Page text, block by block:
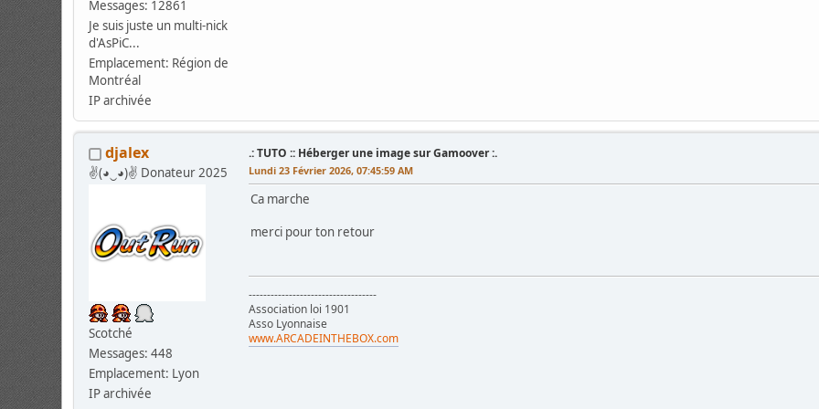
Messages: 12861
Je suis juste un multi-nick
d'AsPiC...
Emplacement: Région de
Montréal
IP archivée
djalex
✌(◕‿◕)✌ Donateur 2025
Scotché
Messages: 448
Emplacement: Lyon
IP archivée
.: TUTO :: Héberger une image sur Gamoover :.
Lundi 23 Février 2026, 07:45:59 AM
Ca marche
merci pour ton retour
-----------------------------------
Association loi 1901
Asso Lyonnaise
www.ARCADEINTHEBOX.com